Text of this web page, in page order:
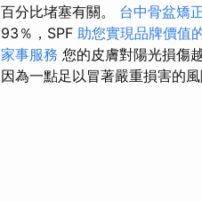
百分比堵塞有關。 台中骨盆矯
93％，SPF 助您實現品牌價值
家事服務 您的皮膚對陽光損傷
因為一點足以冒著嚴重損害的風